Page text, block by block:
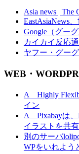
Asia news | The
EastAsiaNews
Google（グー
カイカイ反応
ヤフー・グー
WEB・
A Highly
イン
A Pixabayは、
イラストを共
別のサーバ
WPをいれよう